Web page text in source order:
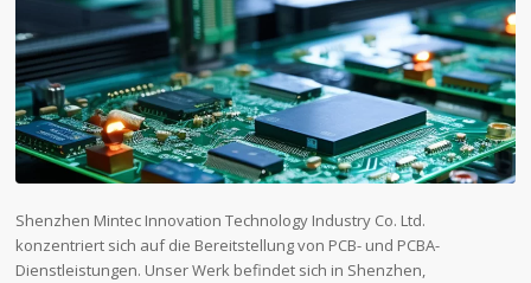
Shenzhen Mintec Innovation Technology Industry Co. Ltd.
konzentriert sich auf die Bereitstellung von PCB- und PCBA-
Dienstleistungen. Unser Werk befindet sich in Shenzhen,